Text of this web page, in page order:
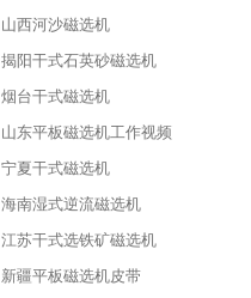
山西河沙磁选机
揭阳干式石英砂磁选机
烟台干式磁选机
山东平板磁选机工作视频
宁夏干式磁选机
海南湿式逆流磁选机
江苏干式选铁矿磁选机
新疆平板磁选机皮带